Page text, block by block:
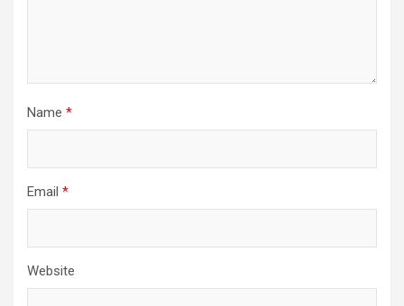
Name *
Email *
Website